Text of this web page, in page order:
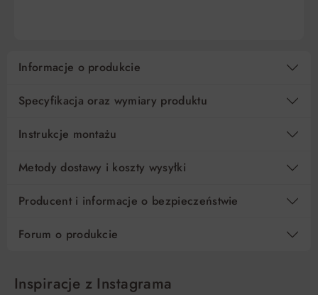
Informacje o produkcie
Specyfikacja oraz wymiary produktu
Instrukcje montażu
Metody dostawy i koszty wysyłki
Producent i informacje o bezpieczeństwie
Forum o produkcie
Inspiracje z Instagrama